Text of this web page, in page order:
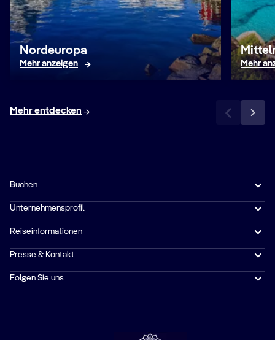
Nordeuropa
Mehr anzeigen Mehr
Mehr entdecken
Buchen
Unternehmensprofil
Reiseinformationen
Presse & Kontakt
Folgen Sie uns